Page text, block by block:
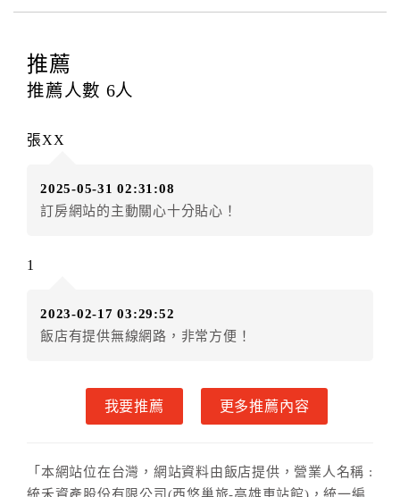
四、訂單異動
提出申辦不得異動訂單。
每筆訂單異動限定
辦理取消退款。
房者應補足差額。（限原訂飯店）
房者不得要求退其差額。（限原訂飯店）
◎住房日3天前辦理者，訂單費用扣除總計0%為手續費
費
◎住房日當日辦理者，訂單費用扣除總計100%為手續費
之訂金將全額沒收。
特別說明：如遇特殊住房日期預訂，住宿日14天前可以
免費取消與異動，14天內提出則恕無法取消與異動住房
推薦
推薦人數 6人
張XX
2025-05-31 02:31:08
訂房網站的主動關心十分貼心！
1
2023-02-17 03:29:52
飯店有提供無線網路，非常方便！
我要推薦 更多推薦內容
「本網站位在台灣，網站資料由飯店提供，營業人名稱 :